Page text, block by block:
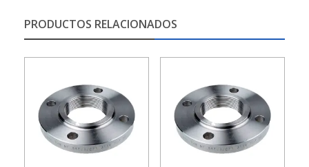
PRODUCTOS RELACIONADOS